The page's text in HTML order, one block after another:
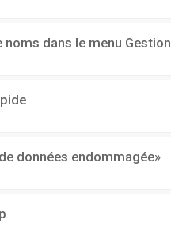
dans le menu Gestion
données endommagée»